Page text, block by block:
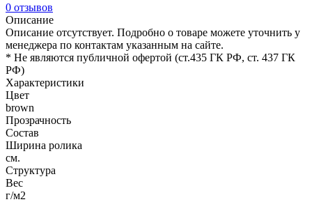
0 отзывов
Описание
Описание отсутствует. Подробно о товаре можете уточнить у
менеджера по контактам указанным на сайте.
* Не являются публичной офертой (ст.435 ГК РФ, cт. 437 ГК
РФ)
Характеристики
Цвет
brown
Прозрачность
Состав
Ширина ролика
см.
Структура
Вес
г/м2